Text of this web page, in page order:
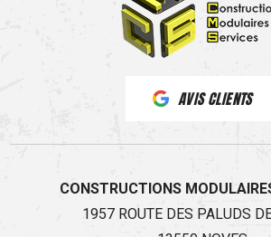
AVIS CLIENTS
CONSTRUCTIONS
1957 ROUTE DES PALUDS